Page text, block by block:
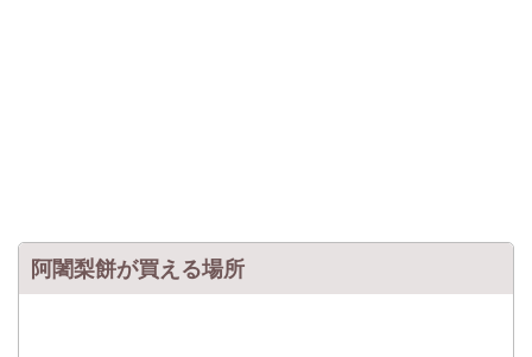
阿闍梨餅が買える場所